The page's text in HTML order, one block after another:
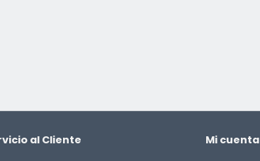
al Cliente Mi cuenta